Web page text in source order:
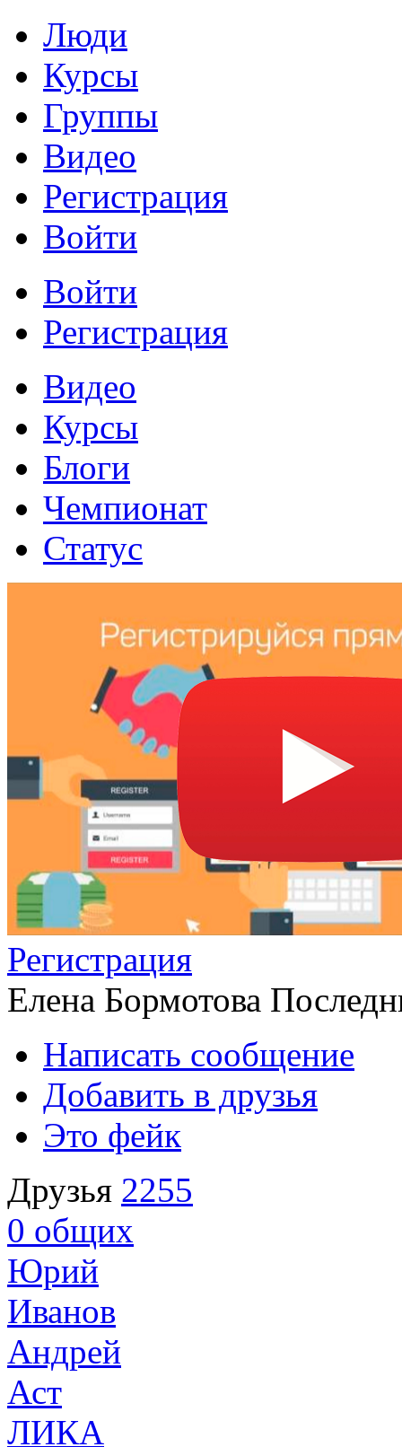
Люди
Курсы
Группы
Видео
Регистрация
Войти
Войти
Регистрация
Видео
Курсы
Блоги
Чемпионат
Статус
Регистрация
Елена Бормотова
Написать сообщение
Добавить в друзья
Это фейк
Друзья 2255
0 общих
Юрий
Иванов
Андрей
Аст
ЛИКА